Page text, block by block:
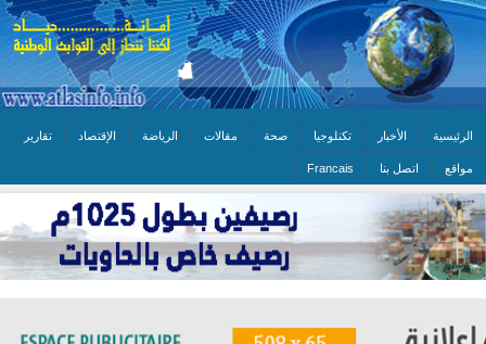
الرئيسية الأخبار تكنلوجيا صحة مقالات الرياضة الإقتصاد تقارير
مواقع اتصل بنا Francais